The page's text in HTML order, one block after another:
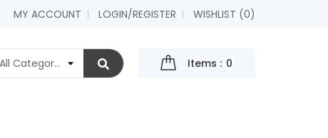
MY ACCOUNT LOGIN/REGISTER WISHLIST (0)
Items : 0